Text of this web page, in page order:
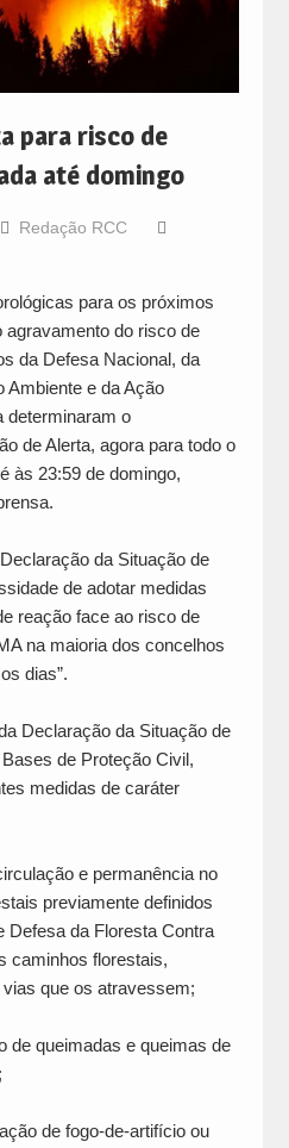
para risco de
até domingo
Redação RCC
para os próximos
agravamento do risco de
da Defesa Nacional, da
Ambiente e da Ação
determinaram o
de Alerta, agora para todo o
às 23:59 de domingo,
da Situação de
de adotar medidas
reação face ao risco de
na maioria dos concelhos
dias”.
Declaração da Situação de
de Proteção Civil,
medidas de caráter
e permanência no
previamente definidos
Defesa da Floresta Contra
caminhos florestais,
que os atravessem;
de queimadas e queimas de
de fogo-de-artifício ou